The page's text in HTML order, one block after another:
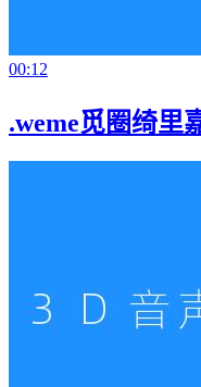
00:12
.weme觅圈绮里